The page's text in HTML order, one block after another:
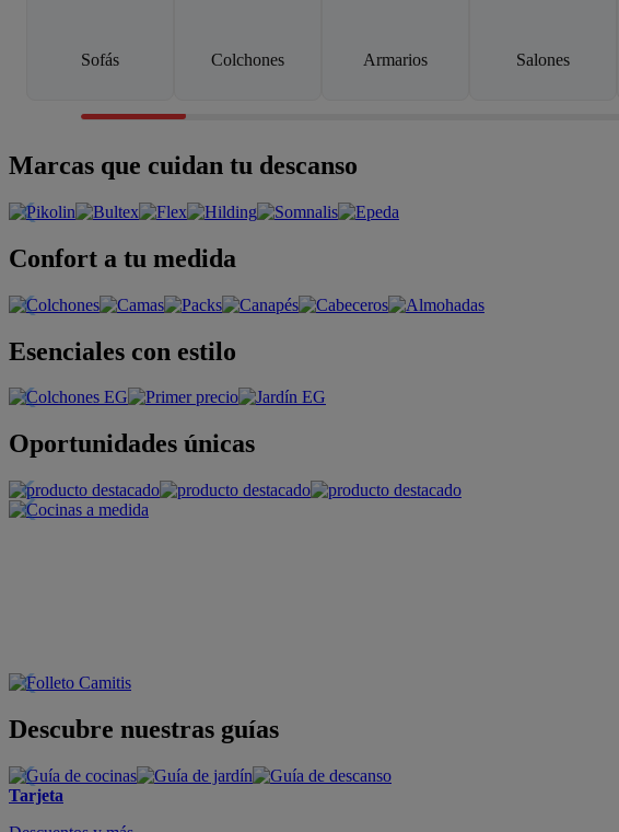
Sofás Colchones Armarios Salones
Marcas que cuidan tu descanso
Confort a tu medida
Esenciales con estilo
Oportunidades únicas
Descubre nuestras guías
Tarjeta